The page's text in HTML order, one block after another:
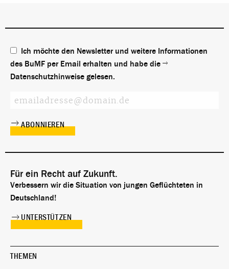
vorläufige Maßnahme und ist demnach auf
Ich möchte den Newsletter und weitere Informationen
des BuMF per Email erhalten und habe die
Datenschutzhinweise gelesen.
Für ein Recht auf Zukunft.
Verbessern wir die Situation von jungen Geflüchteten in
Deutschland!
UNTERSTÜTZEN
THEMEN